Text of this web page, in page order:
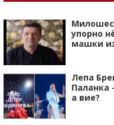
упорно
машки
Лепа
Паланка
а вие?